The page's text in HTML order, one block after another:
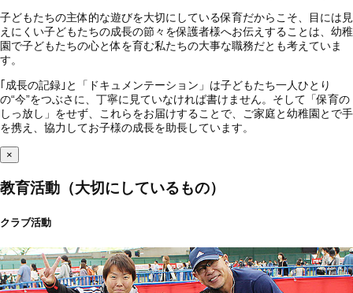
子どもたちの主体的な遊びを大切にしている保育だからこそ、目には見
えにくい子どもたちの成長の節々を保護者様へお伝えすることは、幼稚
園で子どもたちの心と体を育む私たちの大事な職務だとも考えていま
す。
｢成長の記録｣と「ドキュメンテーション」は子どもたち一人ひとり
の“今”をつぶさに、丁寧に見ていなければ書けません。そして「保育の
しっ放し」をせず、これらをお届けすることで、ご家庭と幼稚園とで手
を携え、協力してお子様の成長を助長しています。
×
教育活動（大切にしているもの）
クラブ活動